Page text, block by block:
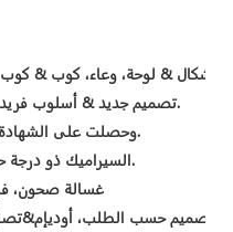
2. تصميم جديد & أسلوب فريد من نوعه مع معايير الجودة العالية.
3 اجتياز اختبار SGS، FDA، LFGB، CE وحصلت على الشهادة.
4 السيراميك ذو درجة حرارة عالية قد تصل إلى 1350 درجة.
5 غسالة صحون،